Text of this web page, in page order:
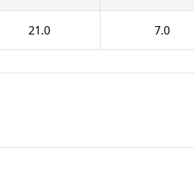
21.0 7.0